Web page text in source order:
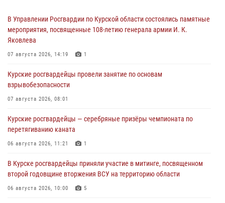
В Управлении Росгвардии по Курской области состоялись памятные
мероприятия, посвященные 108-летию генерала армии И. К.
Яковлева
07 августа 2026, 14:19 1
Курские росгвардейцы провели занятие по основам
взрывобезопасности
07 августа 2026, 08:01
Курские росгвардейцы — серебряные призёры чемпионата по
перетягиванию каната
06 августа 2026, 11:21 1
В Курске росгвардейцы приняли участие в митинге, посвященном
второй годовщине вторжения ВСУ на территорию области
06 августа 2026, 10:00 5